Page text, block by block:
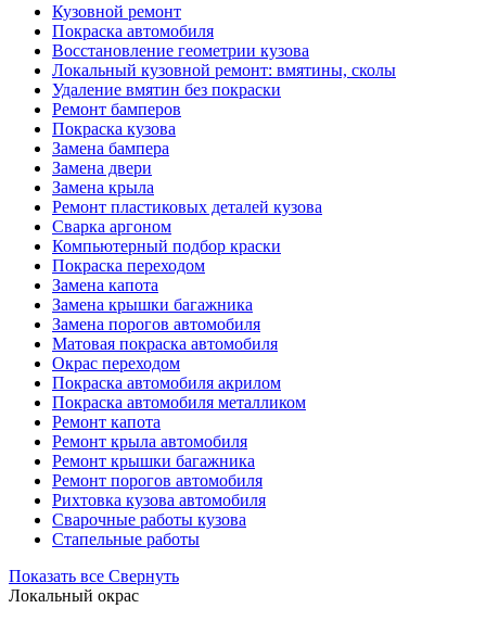
Кузовной ремонт
Покраска автомобиля
Восстановление геометрии кузова
Локальный кузовной ремонт: вмятины, сколы
Удаление вмятин без покраски
Ремонт бамперов
Покраска кузова
Замена бампера
Замена двери
Замена крыла
Ремонт пластиковых деталей кузова
Сварка аргоном
Компьютерный подбор краски
Покраска переходом
Замена капота
Замена крышки багажника
Замена порогов автомобиля
Матовая покраска автомобиля
Окрас переходом
Покраска автомобиля акрилом
Покраска автомобиля металликом
Ремонт капота
Ремонт крыла автомобиля
Ремонт крышки багажника
Ремонт порогов автомобиля
Рихтовка кузова автомобиля
Сварочные работы кузова
Стапельные работы
Показать все Свернуть
Локальный окрас